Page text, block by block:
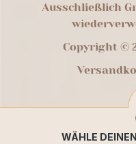
Ausschließlich
Copyright ©
WÄHLE